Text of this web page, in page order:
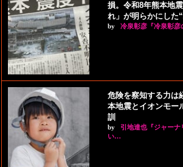
損。令和8年熊本地
れ」が明らかにした
by 冷泉彰彦『冷泉彰彦
危険を察知する力は
本地震とイオンモー
訓
by
引地達也『ジャーナ
い…